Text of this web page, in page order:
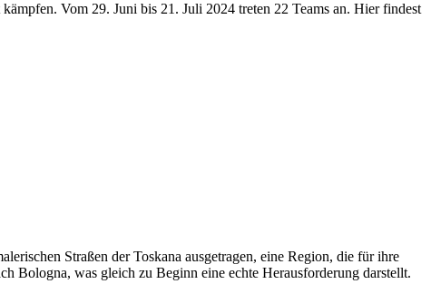
Vom 29. Juni bis 21. Juli 2024 treten 22 Teams an. Hier findest
Straßen der Toskana ausgetragen, eine Region, die für ihre
Bologna, was gleich zu Beginn eine echte Herausforderung darstellt.